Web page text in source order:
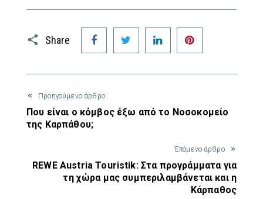
Share
Facebook Twitter LinkedIn
Προηγούμενο άρθρο
Που είναι ο κόμβος έξω από το Νοσοκομείο
της Καρπάθου;
Έπόμενο άρθρο
REWE Austria Touristik: Στα προγράμματα για
τη χώρα μας συμπεριλαμβάνεται και η
Κάρπαθος